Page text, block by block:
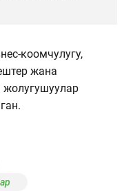
коомчулугу,
жана
жолугушуулар